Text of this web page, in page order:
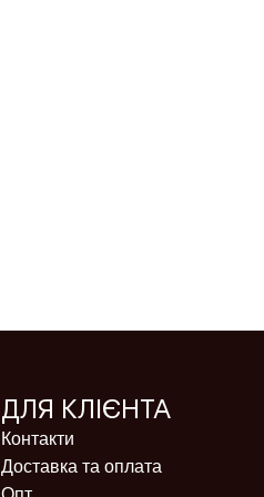
ДЛЯ КЛІЄНТА
Контакти
Доставка та оплата